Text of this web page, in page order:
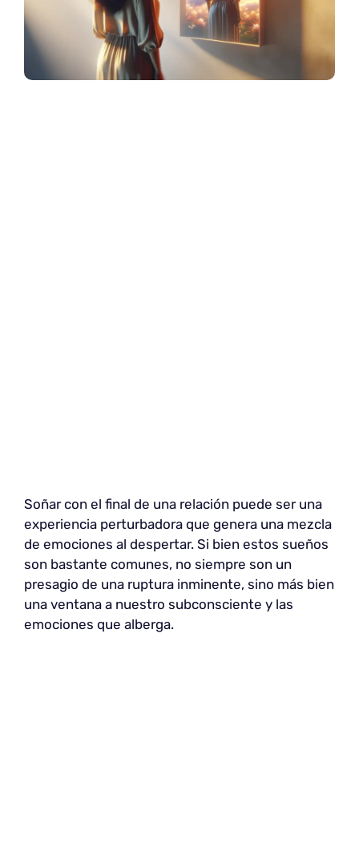
Soñar con el final de una relación puede ser una
experiencia perturbadora que genera una mezcla
de emociones al despertar. Si bien estos sueños
son bastante comunes, no siempre son un
presagio de una ruptura inminente, sino más bien
una ventana a nuestro subconsciente y las
emociones que alberga.